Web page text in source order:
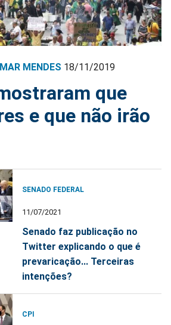
MENDES 18/11/2019
que
e que não irão
SENADO FEDERAL
11/07/2021
Senado faz publicação no
Twitter explicando o que é
prevaricação... Terceiras
intenções?
CPI